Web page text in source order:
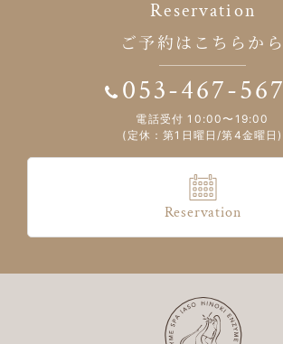
Reservation
ご予約はこちらから
053-467-
電話受付 10:00〜19:00
(定休：第1日曜日/第4金曜日)
Reservation